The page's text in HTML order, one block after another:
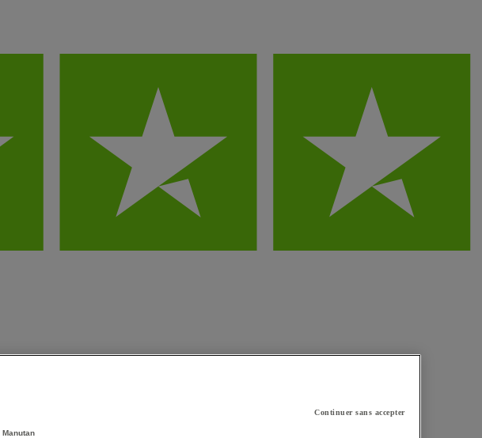
Continuer sans accepter